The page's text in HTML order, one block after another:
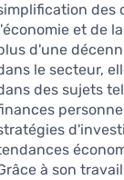
des
et de
d'une
le secteur,
des sujets
à son